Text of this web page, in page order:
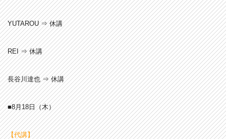
YUTAROU ⇒ 休講
REI ⇒ 休講
長谷川達也 ⇒ 休講
■8月18日（木）
【代講】